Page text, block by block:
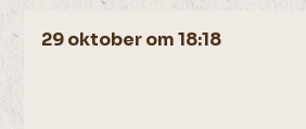
29 oktober om 18:18